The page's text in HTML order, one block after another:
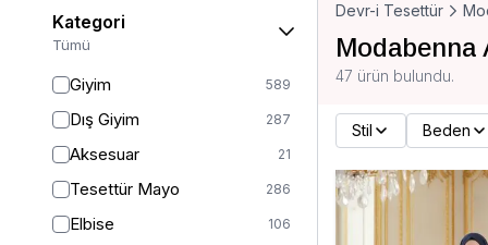
Kategori
Tümü
Giyim 589
Dış Giyim 287
Aksesuar 21
Tesettür Mayo 286
Elbise 106
Devr-i Tesettür
Modabenna
47 ürün bulundu.
Stil Beden